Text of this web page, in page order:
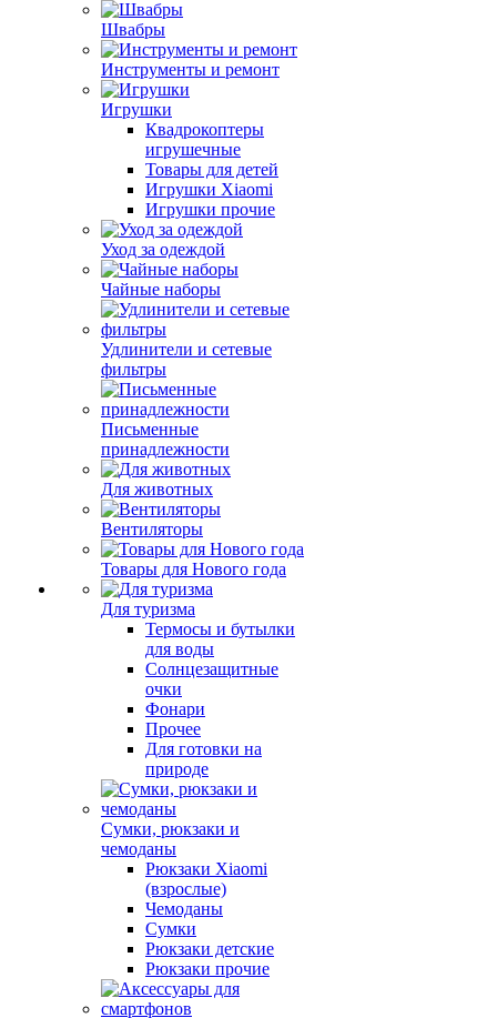
Швабры
Инструменты и ремонт
Игрушки
Квадрокоптеры
игрушечные
Товары для детей
Игрушки Xiaomi
Игрушки прочие
Уход за одеждой
Чайные наборы
Удлинители и сетевые
фильтры
Письменные
принадлежности
Для животных
Вентиляторы
Товары для Нового года
Для туризма
Термосы и бутылки
для воды
Солнцезащитные
очки
Фонари
Прочее
Для готовки на
природе
Сумки, рюкзаки и
чемоданы
Рюкзаки Xiaomi
(взрослые)
Чемоданы
Сумки
Рюкзаки детские
Рюкзаки прочие